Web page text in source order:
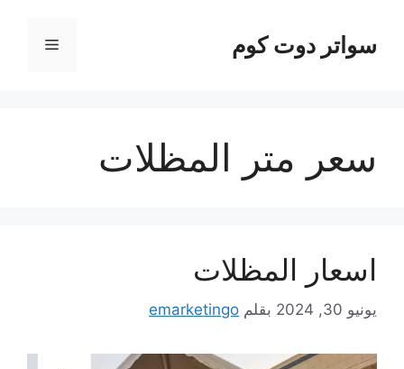
المحتوىسواتر دوت كوم القائمة
سعر متر المظلات
اسعار المظلات
يونيو 30, 2024 بقلم emarketingo